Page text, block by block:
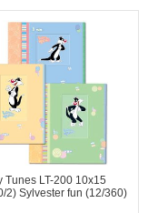
Tunes LT-200 10x15
2) Sylvester fun (12/360)